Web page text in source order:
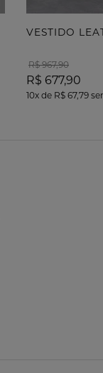
VESTIDO
R$ 967,90
R$ 677,90
10xde R$ 67,79